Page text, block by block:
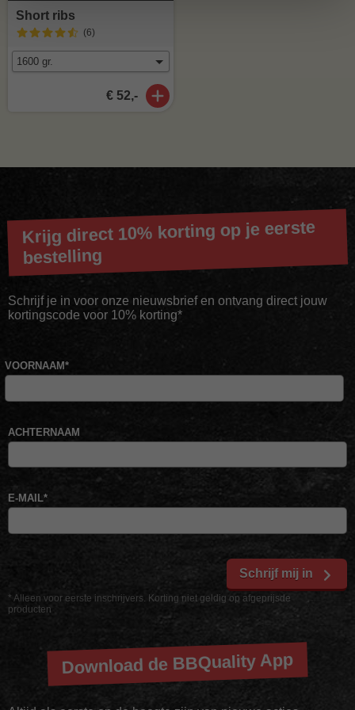
Short ribs
(6)
€ 52,-
Krijg direct 10% korting op je eerste
bestelling
Schrijf je in voor onze nieuwsbrief en ontvang direct jouw
kortingscode voor 10% korting*
* Alleen voor eerste inschrijvers. Korting niet geldig op afgeprijsde
producten
VOORNAAM*
ACHTERNAAM
E-MAIL*
Schrijf mij in
Download de BBQuality App